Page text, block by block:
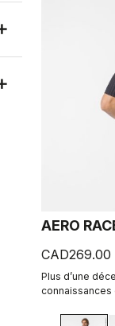
AERO
CAD269.00
Plus d’une
connaissances